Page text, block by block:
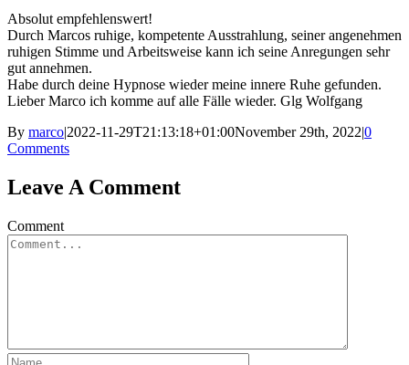
Absolut empfehlenswert!
Durch Marcos ruhige, kompetente Ausstrahlung, seiner angenehmen
ruhigen Stimme und Arbeitsweise kann ich seine Anregungen sehr
gut annehmen.
Habe durch deine Hypnose wieder meine innere Ruhe gefunden.
Lieber Marco ich komme auf alle Fälle wieder. Glg Wolfgang
By marco|2022-11-29T21:13:18+01:00November 29th, 2022|0
Comments
Leave A Comment
Comment